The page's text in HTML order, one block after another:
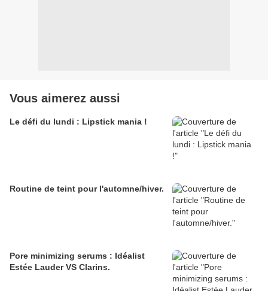
Vous aimerez aussi
Le défi du lundi : Lipstick mania !
Routine de teint pour l'automne/hiver.
Pore minimizing serums : Idéalist
Estée Lauder VS Clarins.